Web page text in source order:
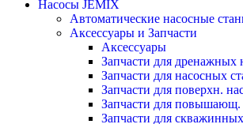
Насосы JEMIX
Автоматические насосные
Аксессуары и Запчасти
Аксессуары
Запчасти для дренажных
Запчасти для насосных
Запчасти для поверхн.
Запчасти для повышающ.
Запчасти для